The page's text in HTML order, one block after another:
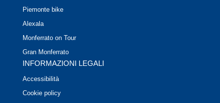
Piemonte bike
Alexala
Monferrato on Tour
Gran Monferrato
INFORMAZIONI LEGALI
Accessibilità
Cookie policy